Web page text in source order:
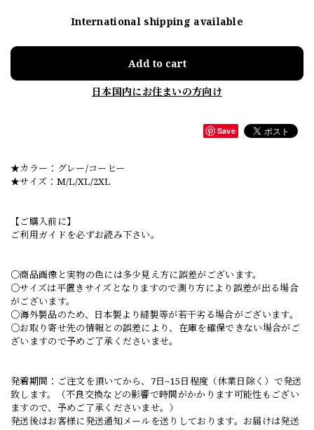
International shipping available
Add to cart
日本国内にお住まいの方向け
Save
★カラー：グレー/コーヒー
★サイズ：M/L/XL/2XL
【ご購入前に】
ご利用ガイドを必ずお読み下さい。
○商品画像と実物の色には多少見え方に誤差がございます。
○サイズは平置きサイズとなりますので測り方により誤差が出る場合
がございます。
○海外製品のため、日本製より縫製等が若干劣る場合がございます。
○お取り寄せ先の情報との誤差により、在庫を確保できない場合がご
ざいますので予めご了承くださいませ。
発着期間：ご注文を頂いてから、7日~15日程度（休業日除く）で発送
致します。（不良交換などの影響で時間がかかります可能性もござい
ますので、予めご了承くださいませ。）
発送後はお客様に発送通知メールを送りしております。お届けは発送